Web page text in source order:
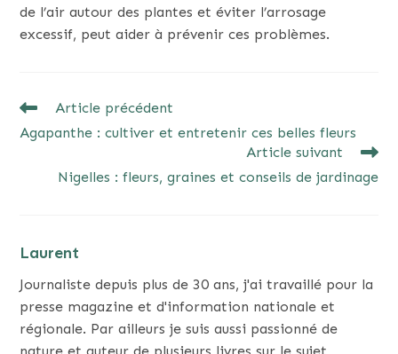
de l’air autour des plantes et éviter l’arrosage
excessif, peut aider à prévenir ces problèmes.
READ
ARTICLES
Article précédent
Agapanthe : cultiver et entretenir ces belles fleurs
Article suivant
Nigelles : fleurs, graines et conseils de jardinage
Laurent
Journaliste depuis plus de 30 ans, j'ai travaillé pour la
presse magazine et d'information nationale et
régionale. Par ailleurs je suis aussi passionné de